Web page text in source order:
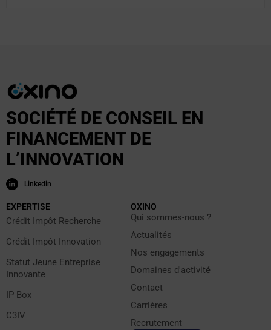
SOCIÉTÉ DE CONSEIL EN
FINANCEMENT DE
L’INNOVATION
Linkedin
EXPERTISE
Crédit Impôt Recherche
Crédit Impôt Innovation
Statut Jeune Entreprise
Innovante
IP Box
C3IV
OXINO
Qui sommes-nous ?
Actualités
Nos engagements
Domaines d'activité
Contact
Carrières
Recrutement